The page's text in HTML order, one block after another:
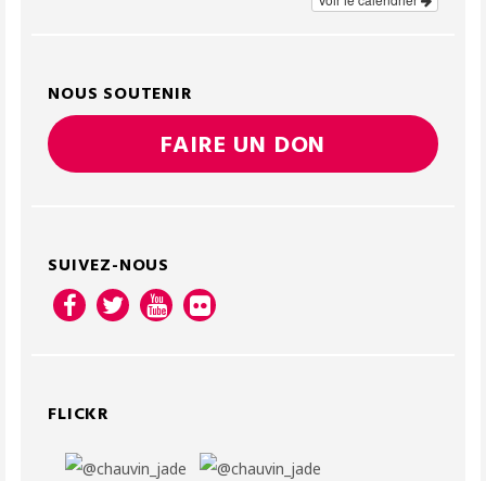
NOUS SOUTENIR
FAIRE UN DON
SUIVEZ-NOUS
FLICKR